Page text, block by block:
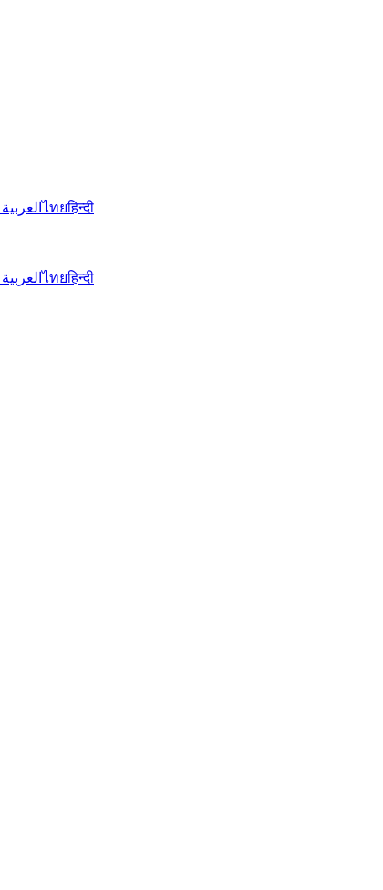
العربيةไทยहिन्दी
العربيةไทยहिन्दी